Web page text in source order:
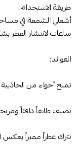
طريقة الاستخدام:
أشعلي الشمعة في
ساعات لانتشار العطر
الفوائد:
تمنح أجواء من الجاذبية
تضيف طابعاً دافئاً
تترك عطراً مميزاً يعكس